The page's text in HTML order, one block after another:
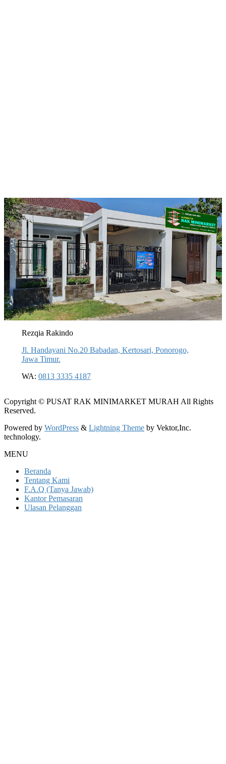
Rezqia Rakindo
Jl. Handayani No.20 Babadan, Kertosari, Ponorogo,
Jawa Timur.
WA: 0813 3335 4187
Copyright © PUSAT RAK MINIMARKET MURAH All Rights
Reserved.
Powered by WordPress & Lightning Theme by Vektor,Inc.
technology.
MENU
Beranda
Tentang Kami
F.A.Q (Tanya Jawab)
Kantor Pemasaran
Ulasan Pelanggan